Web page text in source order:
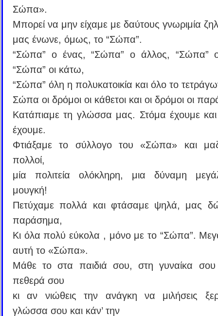
Σώπα».
Μπορεί να μην είχαμε με δαύτους γνωριμία
μας ένωνε, όμως, το “Σώπα”.
“Σώπα” ο ένας, “Σώπα” ο άλλος, “Σώπα”
“Σώπα” οι κάτω,
“Σώπα” όλη η πολυκατοικία και όλο το
Σώπα οι δρόμοι οι κάθετοι και οι δρόμοι οι
Κατάπιαμε τη γλώσσα μας. Στόμα έχουμε και
έχουμε.
Φτιάξαμε το σύλλογο του «Σώπα» και
πολλοί,
μία πολιτεία ολόκληρη, μια δύναμη
μουγκή!
Πετύχαμε πολλά και φτάσαμε ψηλά, μας
παράσημα,
Κι όλα πολύ εύκολα , μόνο με το “Σώπα”.
αυτή το «Σώπα».
Μάθε το στα παιδιά σου, στη γυναίκα σου
πεθερά σου
κι αν νιώθεις την ανάγκη να μιλήσεις
γλώσσα σου και κάν’ την